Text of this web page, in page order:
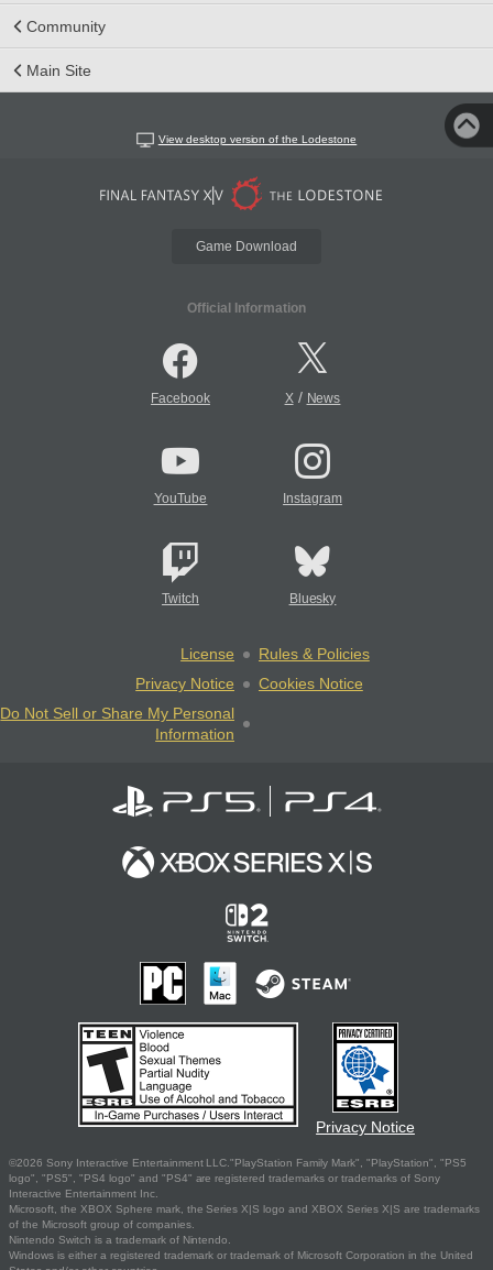
Community
Main Site
View desktop version of the Lodestone
Game Download
Official Information
Facebook X/ News
YouTube Instagram
Twitch Bluesky
License
Rules & Policies
Privacy Notice
Cookies Notice
Do Not Sell or Share My Personal
Information
Privacy Notice
©2026 Sony Interactive Entertainment LLC."PlayStation Family Mark", "PlayStation", "PS5
logo", "PS5", "PS4 logo" and "PS4" are registered trademarks or trademarks of Sony
Interactive Entertainment Inc.
Microsoft, the XBOX Sphere mark, the Series X|S logo and XBOX Series X|S are trademarks
of the Microsoft group of companies.
Nintendo Switch is a trademark of Nintendo.
Windows is either a registered trademark or trademark of Microsoft Corporation in the United